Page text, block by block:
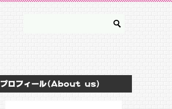
プロフィール(About us)